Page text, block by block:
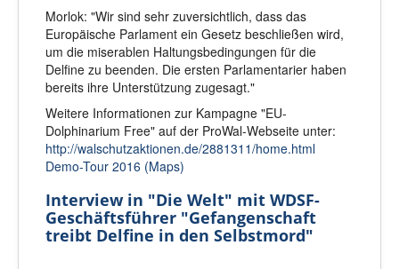
Morlok: "Wir sind sehr zuversichtlich, dass das
Europäische Parlament ein Gesetz beschließen wird,
um die miserablen Haltungsbedingungen für die
Delfine zu beenden. Die ersten Parlamentarier haben
bereits ihre Unterstützung zugesagt."
Weitere Informationen zur Kampagne "EU-
Dolphinarium Free" auf der ProWal-Webseite unter:
http://walschutzaktionen.de/2881311/home.html
Demo-Tour 2016 (Maps)
Interview in "Die Welt" mit WDSF-
Geschäftsführer "Gefangenschaft
treibt Delfine in den Selbstmord"